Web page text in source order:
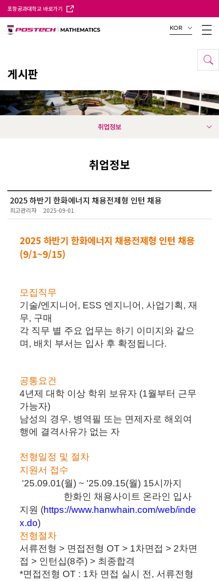
포항공과대학교 바로가기
KOR
게시판
취업정보
취업정보
2025 하반기 한화에너지 채용전제형 인턴 채용
최고관리자 2025-09-01
2025 하반기 한화에너지 채용전제형 인턴 채용
(9/1~9/15)
모집직무
기술/엔지니어, ESS 엔지니어, 사업기획, 재
무, 구매
각 직무 별 주요 업무는 하기 이미지와 같으
며, 배치 부서는 입사 후 확정됩니다.
공통요건
4년제 대학 이상 학위 보유자 (1월부터 근무
가능자)
남성의 경우, 병역필 또는 면제자로 해외여
행에 결격사유가 없는 자
전형일정 및 절차
지원서 접수
'25.09.01(월) ~ '25.09.15(월) 15시까지
한화인 채용사이트 온라인 입사
지원 (https://www.hanwhain.com/web/inde
x.do)
전형절차
서류전형 > 면접전형 OT > 1차면접 > 2차면
접 > 인턴십(8주) > 최종합격
*면접전형 OT : 1차 면접 실시 전, 서류전형